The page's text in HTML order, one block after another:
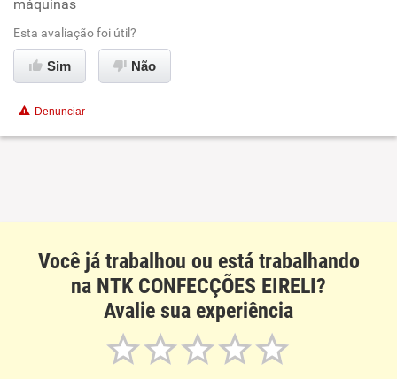
Conciliação com a vida familiar
Benefícios
máquinas
Esta avaliação foi útil?
Sim Não
Denunciar
Você já trabalhou ou está trabalhando
na NTK CONFECÇÕES EIRELI?
Avalie sua experiência